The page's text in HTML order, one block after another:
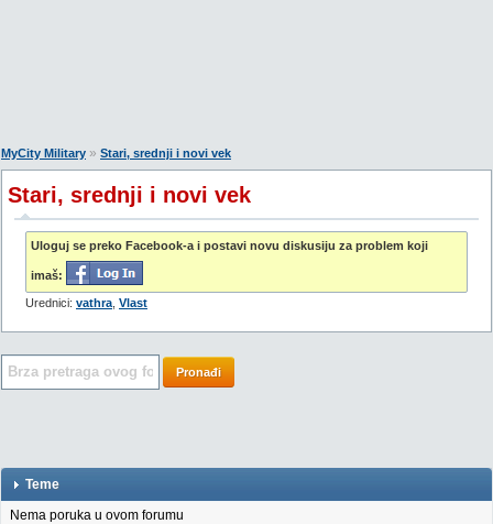
MyCity Military » Stari, srednji i novi vek
Stari, srednji i novi vek
Uloguj se preko Facebook-a i postavi novu diskusiju za problem koji
imaš:
Urednici: vathra Vlast
Pronađi
Teme
Nema poruka u ovom forumu